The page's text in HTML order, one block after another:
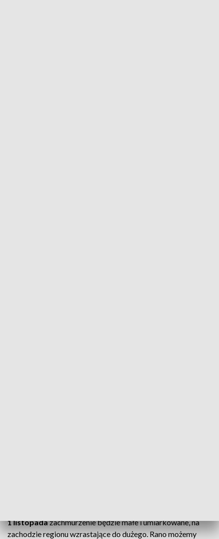
1 listopadazachmurzenie będzie małe i umiarkowane, na
zachodzie regionu wzrastające do dużego. Rano możemy